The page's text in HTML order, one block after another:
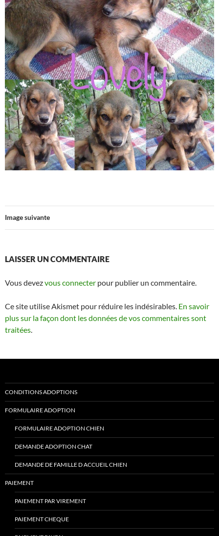
Image suivante
LAISSER UN COMMENTAIRE
Vous devezvous connecter pour publier un commentaire.
Ce site utilise Akismet pour réduire les indésirables. En savoir
plus sur la façon dont les données de vos commentaires sont
traitées.
CONDITIONS ADOPTIONS
FORMULAIRE ADOPTION
FORMULAIRE ADOPTION CHIEN
DEMANDE ADOPTION CHAT
DEMANDE DE FAMILLE D ACCUEIL CHIEN
PAIEMENT
PAIEMENT PAR VIREMENT
PAIEMENT CHEQUE